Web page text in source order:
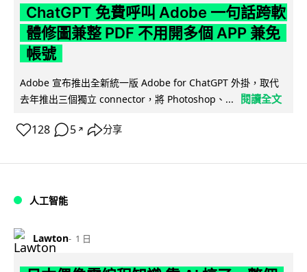
ChatGPT 免費呼叫 Adobe 一句話跨軟
體修圖兼整 PDF 不用開多個 APP 兼免
帳號
Adobe 宣布推出全新統一版 Adobe for ChatGPT 外掛，取代
去年推出三個獨立 connector，將 Photoshop、...
閱讀全文
128 5 ↗ 分享
人工智能
Lawton 1 日